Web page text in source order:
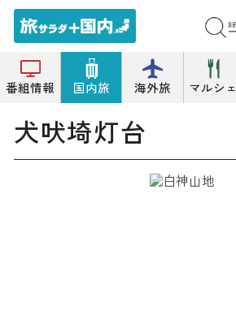
番組情報 国内旅 海外旅 マルシェ
トップ 犬吠埼灯台
犬吠埼灯台